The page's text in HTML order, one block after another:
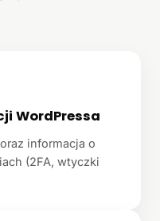
WordPressa
informacja o
(2FA, wtyczki